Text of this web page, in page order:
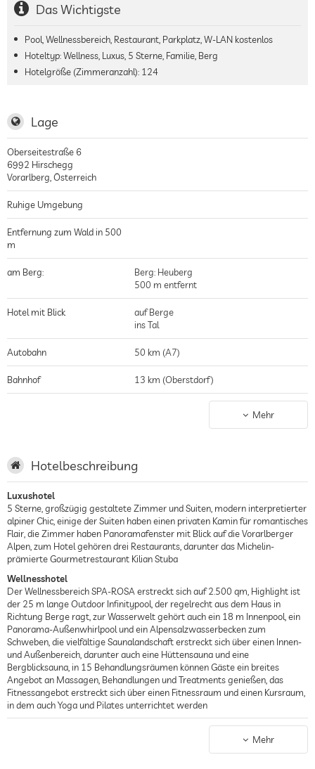
Das Wichtigste
Pool, Wellnessbereich, Restaurant, Parkplatz, W-LAN kostenlos
Hoteltyp: Wellness, Luxus, 5 Sterne, Familie, Berg
Hotelgröße (Zimmeranzahl): 124
Lage
Oberseitestraße 6
6992 Hirschegg
Vorarlberg Österreich
Ruhige Umgebung
Entfernung zum Wald in 500
m
am Berg:
Berg: Heuberg
500 m entfernt
Hotel mit Blick
auf Berge
ins Tal
Autobahn 50 km (A7)
Bahnhof 13 km (Oberstdorf)
nächstgelegene Stadt 13 km (Oberstdorf)
nächstgelegener Golfplatz 18 km (Oberstdorf)
nächstgelegene Seilbahn 1.2 km (Kanzelwandbahn)
Wintersportgebiet
Mehr
Hotelbeschreibung
Luxushotel
5 Sterne, großzügig gestaltete Zimmer und Suiten, modern interpretierter
alpiner Chic, einige der Suiten haben einen privaten Kamin für romantisches
Flair, die Zimmer haben Panoramafenster mit Blick auf die Vorarlberger
Alpen, zum Hotel gehören drei Restaurants, darunter das Michelin-
prämierte Gourmetrestaurant Kilian Stuba
Wellnesshotel
Der Wellnessbereich SPA-ROSA erstreckt sich auf 2.500 qm, Highlight ist
der 25 m lange Outdoor Infinitypool, der regelrecht aus dem Haus in
Richtung Berge ragt, zur Wasserwelt gehört auch ein 18 m Innenpool, ein
Panorama-Außenwhirlpool und ein Alpensalzwasserbecken zum
Schweben, die vielfältige Saunalandschaft erstreckt sich über einen Innen-
und Außenbereich, darunter auch eine Hüttensauna und eine
Bergblicksauna, in 15 Behandlungsräumen können Gäste ein breites
Angebot an Massagen, Behandlungen und Treatments genießen, das
Fitnessangebot erstreckt sich über einen Fitnessraum und einen Kursraum,
in dem auch Yoga und Pilates unterrichtet werden
Das Hotel liegt im österreichischen Kleinwalsertal auf 1.111 m ü NN.,
umgeben von atemberaubendem Alpenpanorama, bei Schnee finden
Mehr